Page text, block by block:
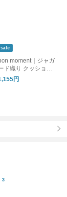
sale
moment｜ジャガ
ド織り クッション
バー 45×45cm
円